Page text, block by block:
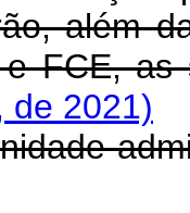
além
FCE, as
de 2021)